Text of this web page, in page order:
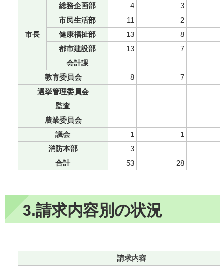
市長
総務企画部 4
3
市民生活部
11
2
健康福祉部
13
8
都市建設部
13
7
会計課
教育委員会
8
7
選挙管理委員会
監査
農業委員会
議会
1
1
消防本部
3
合計
53 28
3.請求内容別の状況
請求内容